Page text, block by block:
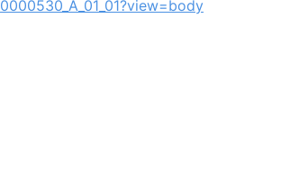
0000530_A_01_01?view=body